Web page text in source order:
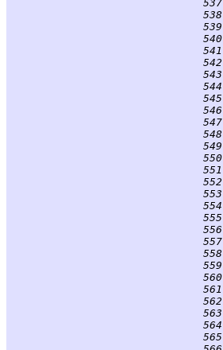
537
538
539
540
541
542
543
544
545
546
547
548
549
550
551
552
553
554
555
556
557
558
559
560
561
562
563
564
565